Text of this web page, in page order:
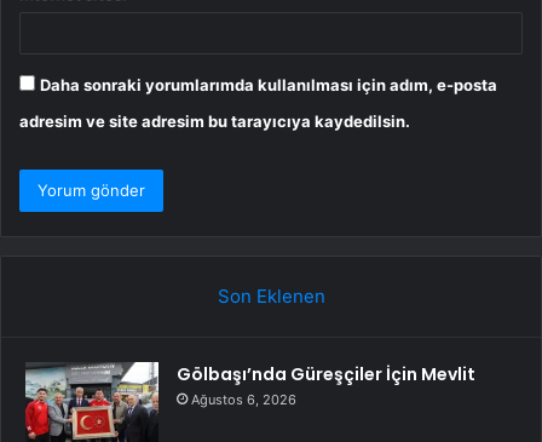
Daha sonraki yorumlarımda kullanılması için adım, e-posta
adresim ve site adresim bu tarayıcıya kaydedilsin.
Son Eklenen
Gölbaşı’nda Güreşçiler İçin Mevlit
Ağustos 6, 2026